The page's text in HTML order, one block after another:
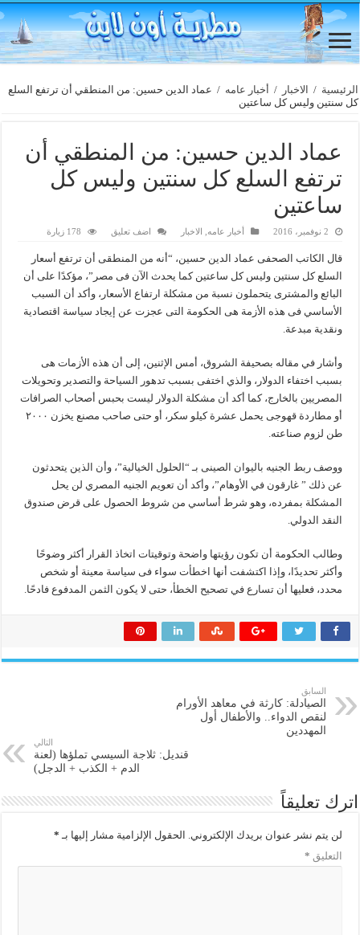
الرئيسية / الاخبار / أخبار عامه / عماد الدين حسين: من المنطقي أن ترتفع السلع
كل سنتين وليس كل ساعتين
عماد الدين حسين: من المنطقي أن
ترتفع السلع كل سنتين وليس كل
ساعتين
2 نوفمبر، 2016 أخبار عامه الاخبار اضف تعليق 178 زيارة
قال الكاتب الصحفى عماد الدين حسين، “أنه من المنطقى أن ترتفع أسعار
السلع كل سنتين وليس كل ساعتين كما يحدث الآن فى مصر”، مؤكدًا على أن
البائع والمشترى يتحملون نسبة من مشكلة ارتفاع الأسعار، وأكد أن السبب
الأساسي فى هذه الأزمة هى الحكومة التى عجزت عن إيجاد سياسة اقتصادية
ونقدية مبدعة.
وأشار في مقاله بصحيفة الشروق، أمس الإثنين، إلى أن هذه الأزمات هى
بسبب اختفاء الدولار، والذي اختفى بسبب تدهور السياحة والتصدير وتحويلات
المصريين بالخارج، كما أكد أن مشكلة الدولار ليست بحبس أصحاب الصرافات
أو مطاردة قهوجى يحمل عشرة كيلو سكر، أو حتى صاحب مصنع يخزن ٢٠٠٠
طن لزوم صناعته.
ووصف ربط الجنيه باليوان الصينى بـ “الحلول الخيالية”، وأن الذين يتحدثون
عن ذلك ” غارقون في الأوهام”، وأكد أن تعويم الجنيه المصري لن يحل
المشكلة بمفرده، وهو شرط أساسي من شروط الحصول على قرض صندوق
النقد الدولي.
وطالب الحكومة أن تكون رؤيتها واضحة وتوقيتات اتخاذ القرار أكثر وضوحًا
وأكثر تحديدًا، وإذا اكتشفت أنها اخطأت سواء فى سياسة معينة أو شخص
محدد، فعليها أن تسارع في تصحيح الخطأ، حتى لا يكون الثمن المدفوع فادحًا.
السابق
الصيادلة: كارثة في معاهد الأورام
لنقص الدواء.. والأطفال أول
المهددين
التالي
قنديل: ثلاجة السيسي تملؤها (لعنة
الدم + الكذب + الدجل)
اترك تعليقاً
لن يتم نشر عنوان بريدك الإلكتروني. الحقول الإلزامية مشار إليها بـ *
التعليق *